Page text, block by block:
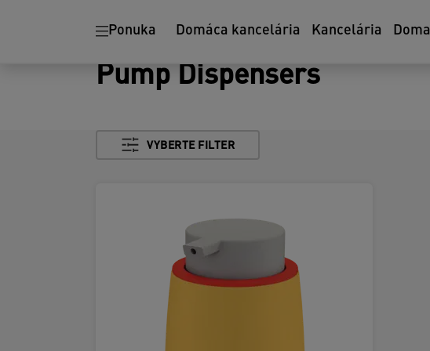
Ponuka Domáca kancelária Kancelária Doma
Pump Dispensers
VYBERTE FILTER